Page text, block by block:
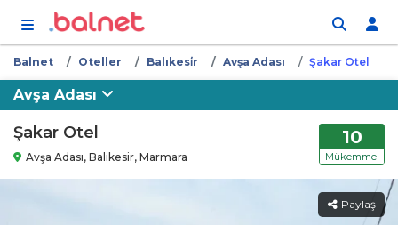
Balnet Oteller Balıkesi̇r Avşa Adası Şakar Otel
Avşa Adası
Şakar Otel
Avşa Adası, Balıkesir, Marmara
10
Mükemmel
Paylaş